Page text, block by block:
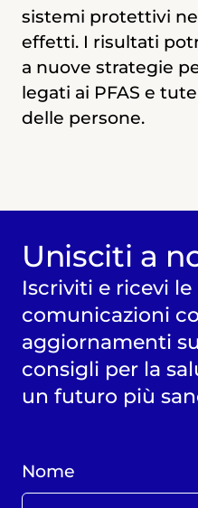
sistemi protettivi
effetti. I risultati
a nuove strategie
legati ai PFAS e
delle persone.
da PFAS.
Dove si
Unisciti a
Iscriviti e ricevi
comunicazioni
aggiornamenti
consigli per la
un futuro più
Nome